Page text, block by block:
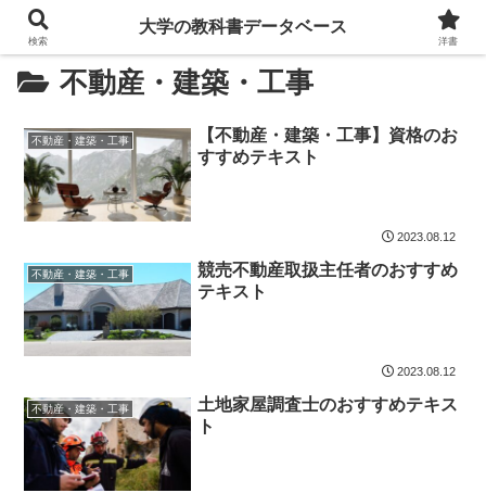
不動産・建築・工事
不動産・建築・工事
【不動産・建築・工事】資格のお
すすめテキスト
2023.08.12
不動産・建築・工事
競売不動産取扱主任者のおすすめ
テキスト
2023.08.12
不動産・建築・工事
土地家屋調査士のおすすめテキス
ト
検索
大学の教科書データベース
洋書